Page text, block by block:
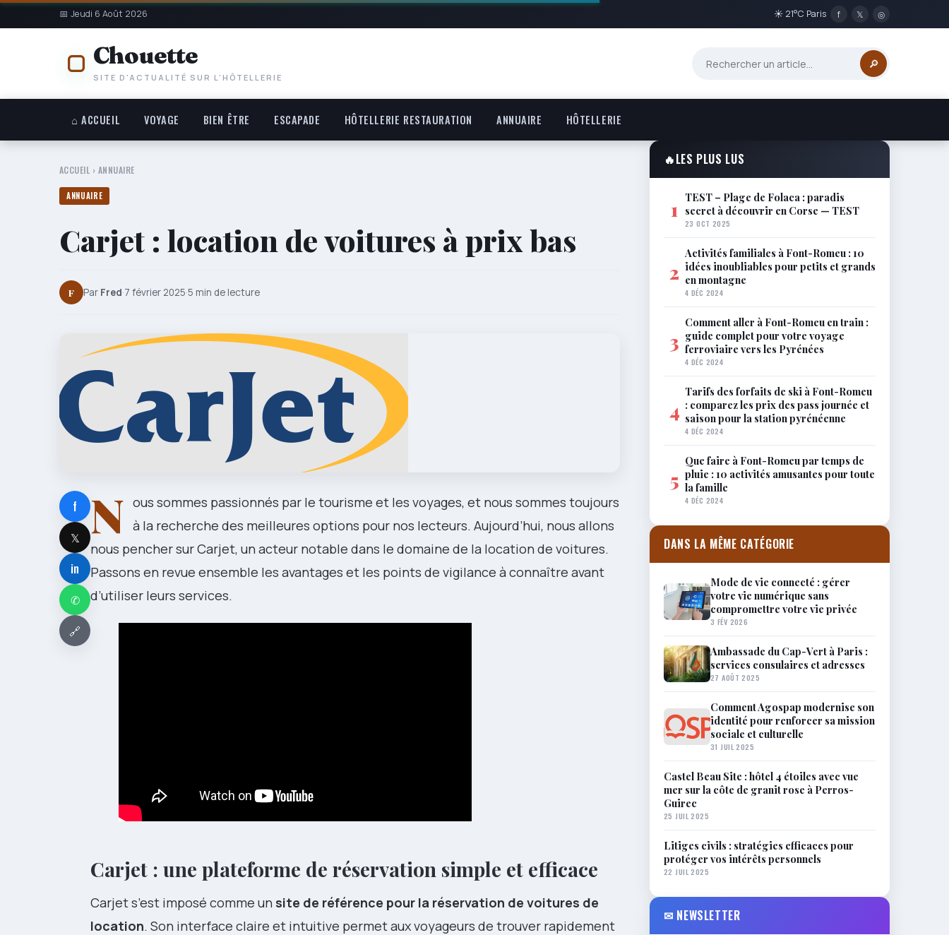
📅 Jeudi 6 Août 2026 ☀ 21°C Paris f 𝕏 ◎
Chouette
SITE D'ACTUALITÉ SUR L'HÔTELLERIE
🔎
⌂ ACCUEIL VOYAGE BIEN ÊTRE ESCAPADE HÔTELLERIE RESTAURATION ANNUAIRE HÔTELLERIE
ACCUEIL › ANNUAIRE
ANNUAIRE
Carjet : location de voitures à prix bas
F Par Fred·7 février 2025·5 min de lecture
f
𝕏
in
✆
🔗
N ous sommes passionnés par le tourisme et les voyages, et nous sommes toujours
à la recherche des meilleures options pour nos lecteurs. Aujourd’hui, nous allons
nous pencher sur Carjet, un acteur notable dans le domaine de la location de voitures.
Passons en revue ensemble les avantages et les points de vigilance à connaître avant
d’utiliser leurs services.
Carjet : une plateforme de réservation simple et efficace
Carjet s’est imposé comme un site de référence pour la réservation de voitures de
location. Son interface claire et intuitive permet aux voyageurs de trouver rapidement
🔥LES PLUS LUS
1 TEST – Plage de Folaca : paradis
secret à découvrir en Corse — TEST
23 OCT 2025
2
Activités familiales à Font-Romeu : 10
idées inoubliables pour petits et grands
en montagne
4 DÉC 2024
3
Comment aller à Font-Romeu en train :
guide complet pour votre voyage
ferroviaire vers les Pyrénées
4 DÉC 2024
4
Tarifs des forfaits de ski à Font-Romeu
: comparez les prix des pass journée et
saison pour la station pyrénéenne
4 DÉC 2024
5
Que faire à Font-Romeu par temps de
pluie : 10 activités amusantes pour toute
la famille
4 DÉC 2024
DANS LA MÊME CATÉGORIE
Mode de vie connecté : gérer
votre vie numérique sans
compromettre votre vie privée
3 FÉV 2026
Ambassade du Cap-Vert à Paris :
services consulaires et adresses
27 AOÛT 2025
Comment Agospap modernise son
identité pour renforcer sa mission
sociale et culturelle
31 JUIL 2025
Castel Beau Site : hôtel 4 étoiles avec vue
mer sur la côte de granit rose à Perros-
Guirec
25 JUIL 2025
Litiges civils : stratégies efficaces pour
protéger vos intérêts personnels
22 JUIL 2025
✉ NEWSLETTER